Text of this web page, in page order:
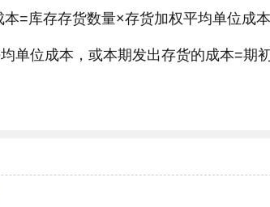
=库存存货数量×存货加权平均单位成
单位成本，或本期发出存货的成本=期